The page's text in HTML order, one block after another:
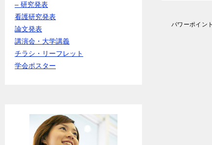
パワーポイン
– 研究発表
看護研究発表
論文発表
講演会・大学講義
チラシ・リーフレット
学会ポスター